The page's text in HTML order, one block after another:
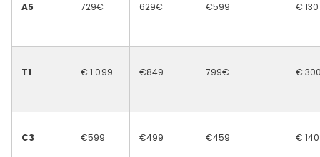
A5 729€ 629€ €599 € 130
T1 € 1.099 €849 799€ €
C3 €599 €499 €459 € 140